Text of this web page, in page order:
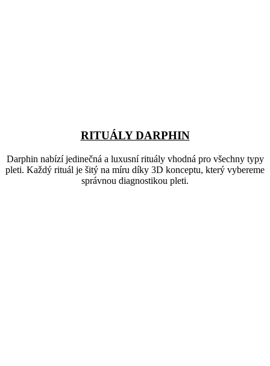
RITUÁLY DARPHIN
Darphin nabízí jedinečná a luxusní rituály vhodná pro všechny typy
pleti. Každý rituál je šitý na míru díky 3D konceptu, který vybereme
správnou diagnostikou pleti.